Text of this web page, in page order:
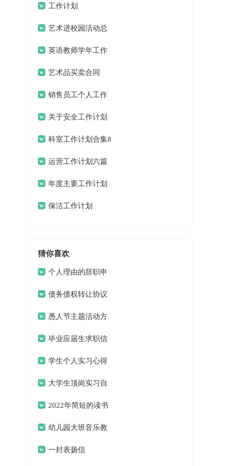
总结工作计划
艺术进校园活动总
结合集8篇
英语教师学年工作
计划艺术品买卖合同
销售员工个人工作
计划关于安全工作计划
锦集十篇
科室工作计划合集8
篇 运营工作计划六篇
年度主要工作计划
三篇保洁工作计划
猜你喜欢
个人理由的辞职申
请书债务债权转让协议
愚人节主题活动方
案 毕业应届生求职信
13篇学生个人实习心得
体会大学生顶岗实习自
我总结2022年简短的读书
名言名句汇总79句
幼儿园大班音乐教
案(汇编15篇)
一封表扬信